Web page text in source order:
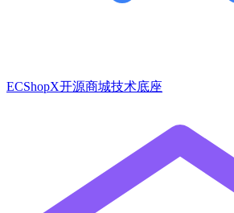
ECShopX开源商城技术底座